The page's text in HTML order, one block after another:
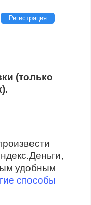
Регистрация
(только
удобным
способы